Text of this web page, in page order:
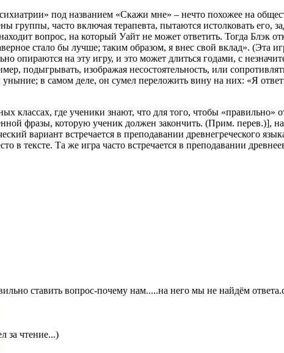
под названием «Скажи мне» – нечто похожее на
группы, часто включая терапевта, пытаются истолковать
вопрос, на который Уайт не может ответить. Тогда Блэк
стало бы лучше; таким образом, я внес свой вклад».
опираются на эту игру, и это может длиться годами, с
подыгрывать, изображая несостоятельность, или
уныние; в самом деле, он сумел переложить вину на них: «Я
классах, где ученики знают, что для того, чтобы
фразы, которую ученик должен закончить. (Прим. перев.)],
вариант встречается в преподавании древнегреческого
в тексте. Та же игра часто встречается в преподавании
ставить вопрос-почему нам.....на него мы не найдём
за чтение...)